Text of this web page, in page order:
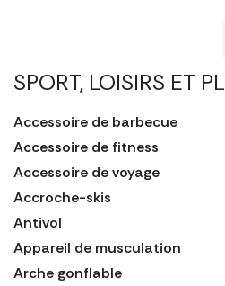
SPORT, LOISIRS ET
Accessoire de barbecue
Accessoire de fitness
Accessoire de voyage
Accroche-skis
Antivol
Appareil de musculation
Arche gonflable